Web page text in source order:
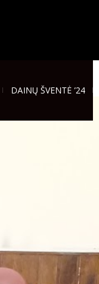
DAINŲ ŠVENTĖ ’24